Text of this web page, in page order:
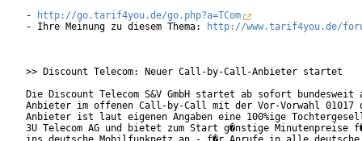
-
http://go.tarif4you.de/go.php?a=TCom
- Ihre Meinung zu diesem Thema:
http://www.tarif4you.de/
>> Discount Telecom: Neuer Call-by-Call-Anbieter startet
Die Discount Telecom S&V GmbH startet ab sofort bundesweit
Anbieter im offenen Call-by-Call mit der Vor-Vorwahl 01017
Anbieter ist laut eigenen Angaben eine 100%ige
3U Telecom AG und bietet zum Start g�nstige Minutenpreise